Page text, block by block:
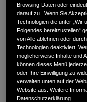
Bayreuther Strasse 2,
ROUTENPLANUNG
WEBSITE
Browsing-Daten oder
darauf zu . Wenn Sie
Technologien die unter „Wir
Folgendes bereitzustellen“
von Alle ablehnen oder
Technologien deaktiviert.
möglicherweise Inhalte und
können dieses Menü
oder Ihre Einwilligung zu
verwalten unten auf der
Website aus. Weitere
Datenschutzerklärung.